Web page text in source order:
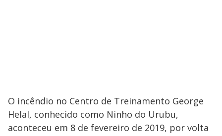
O incêndio no Centro de Treinamento George
Helal, conhecido como Ninho do Urubu,
aconteceu em 8 de fevereiro de 2019, por volta